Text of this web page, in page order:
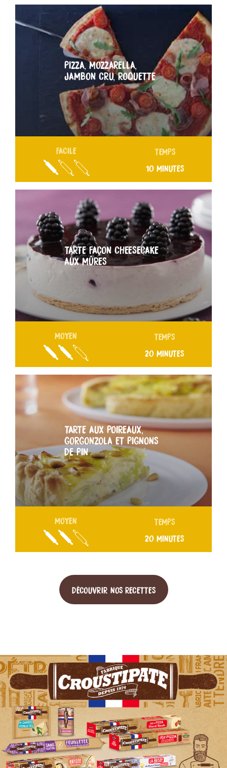
PIZZA, MOZZARELLA,
JAMBON CRU, ROQUETTE
FACILE TEMPS
10 MINUTES
TARTE FAÇON CHEESECAKE
AUX MÛRES
MOYEN TEMPS
20 MINUTES
TARTE AUX POIREAUX,
GORGONZOLA ET PIGNONS
DE PIN
MOYEN TEMPS
20 MINUTES
DÉCOUVRIR NOS RECETTES